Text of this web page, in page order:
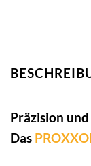
Präzision
Das